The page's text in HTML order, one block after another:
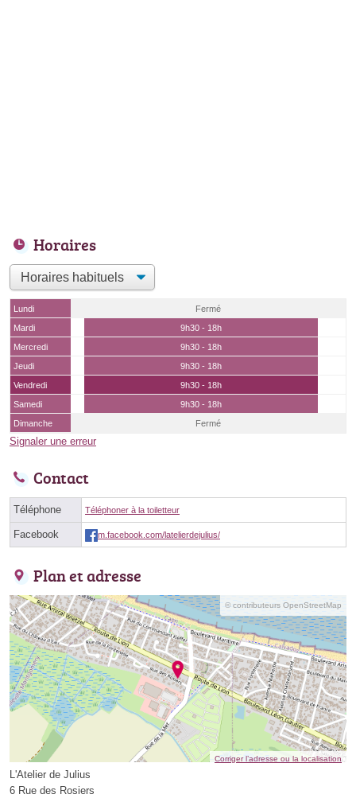
Horaires
Lundi
Fermé
Mardi
9h30 - 18h
Mercredi
9h30 - 18h
Jeudi
9h30 - 18h
Vendredi
9h30 - 18h
Samedi
9h30 - 18h
Dimanche
Fermé
Signaler une erreur
Contact
Téléphone Téléphoner à la toiletteur
Facebook m.facebook.com/latelierdejulius/
Plan et adresse
© contributeurs OpenStreetMap
Corriger l’adresse ou la localisation
L'Atelier de Julius
6 Rue des Rosiers